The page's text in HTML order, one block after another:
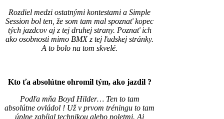
Rozdiel medzi ostatnými kontestami a Simple
Session bol ten, že som tam mal spoznať kopec
tých jazdcov aj z tej druhej strany. Poznať ich
ako osobnosti mimo BMX z tej ľudskej stránky.
A to bolo na tom skvelé.
Kto ťa absolútne ohromil tým, ako jazdil ?
Podľa mňa Boyd Hilder… Ten to tam
absolútne ovládol ! Už v prvom tréningu to tam
úplne zabíjal technikou alebo poletmi. Aj